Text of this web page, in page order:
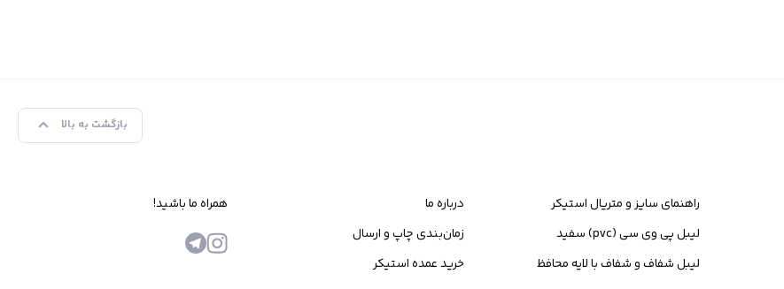
بازگشت به بالا
راهنمای سایز و متریال استیکر
لیبل پی وی سی (pvc) سفید
لیبل شفاف و شفاف با لایه محافظ
درباره ما
زمان‌بندی چاپ و ارسال
خرید عمده استیکر
همراه ما باشید!